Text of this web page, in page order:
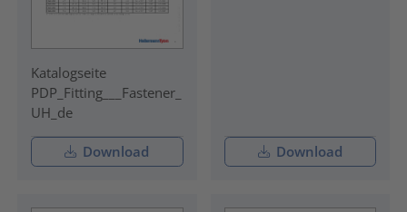
Katalogseite
PDP_Fitting___Fastener_
UH_de
Download Download